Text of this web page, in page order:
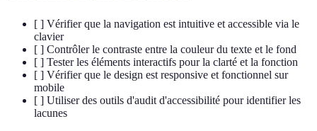
[ ] Vérifier que la navigation est intuitive et accessible via le
clavier
[ ] Contrôler le contraste entre la couleur du texte et le fond
[ ] Tester les éléments interactifs pour la clarté et la fonction
[ ] Vérifier que le design est responsive et fonctionnel sur
mobile
[ ] Utiliser des outils d'audit d'accessibilité pour identifier les
lacunes